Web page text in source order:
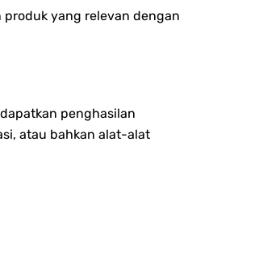
produk yang relevan dengan
penghasilan
atau bahkan alat-alat